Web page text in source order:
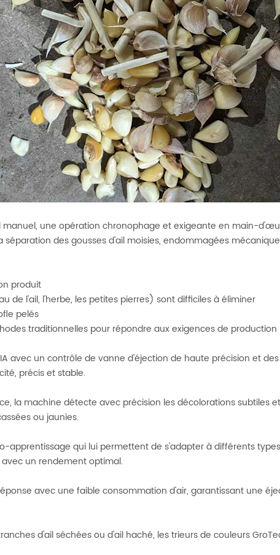
manuel, une opération chronophage et exigeante en main-
des gousses d'ail moisies, endommagées
produit
de l'ail, l'herbe, les petites pierres) sont difficiles à éliminer
pelés
traditionnelles pour répondre aux exigences de
avec un contrôle de vanne d'éjection de haute précision et
précis et stable.
la machine détecte avec précision les décolorations subtiles
ou jaunies.
apprentissage qui lui permettent de s'adapter à différents
un rendement optimal.
avec une faible consommation d'air, garantissant une
d'ail séchées ou d'ail haché, les trieurs de couleurs